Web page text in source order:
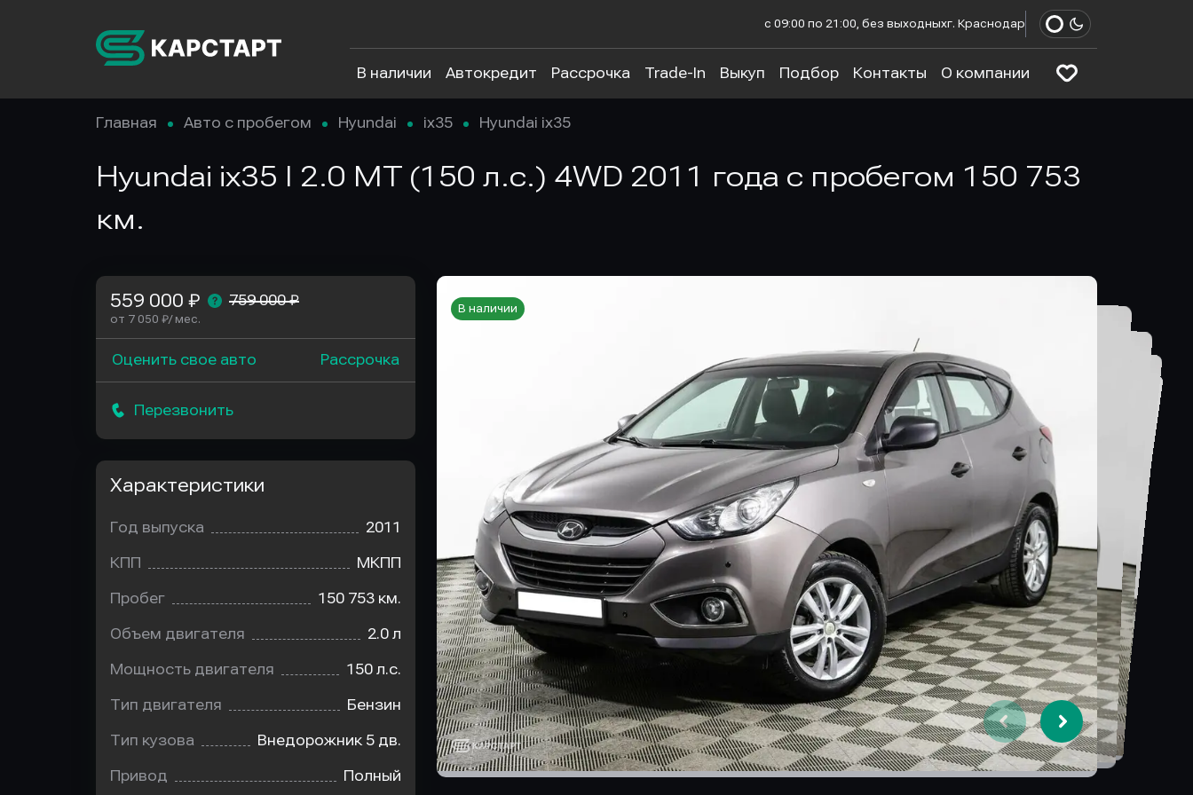
с 09:00 по 21:00, без выходныхг. Краснодар
В наличии Автокредит Рассрочка Trade-In Выкуп Подбор Контакты О компании
Главная Авто с пробегом Hyundai ix35 Hyundai ix35
Hyundai ix35 I 2.0 MT (150 л.с.) 4WD 2011 года с пробегом 150 753
км.
В наличии
559 000 ₽ 759 000 ₽
от 7 050 ₽/ мес.
Оценить свое авто Рассрочка
Перезвонить
Характеристики
Год выпуска 2011
КПП МКПП
Пробег 150 753 км.
Объем двигателя 2.0 л
Мощность двигателя 150 л.с.
Тип двигателя Бензин
Тип кузова Внедорожник 5 дв.
Привод Полный